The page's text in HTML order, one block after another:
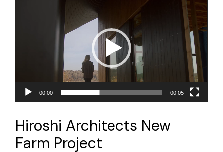
00:00 00:05
Hiroshi Architects New
Farm Project